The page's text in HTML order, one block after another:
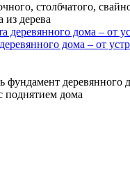
столбчатого,
из дерева
дома – от
фундамент
поднятием дома